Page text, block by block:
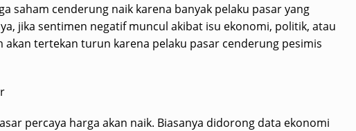
saham cenderung naik karena banyak pelaku pasar yang
jika sentimen negatif muncul akibat isu ekonomi, politik, atau
akan tertekan turun karena pelaku pasar cenderung pesimis
percaya harga akan naik. Biasanya didorong data ekonomi